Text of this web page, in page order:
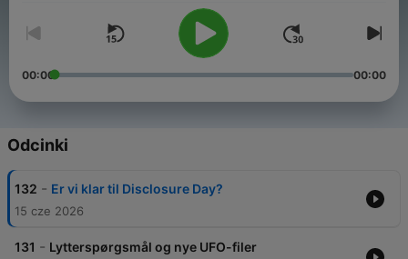
Medvært: Anja C. Andersen. Musik: Selina Gin. Foto: Peter
Helles. Produceret for DR af Firkantede Øjne ApS.
00:00 00:00
Odcinki
132 - Er vi klar til Disclosure Day?
15 cze 2026
131 - Lytterspørgsmål og nye UFO-filer